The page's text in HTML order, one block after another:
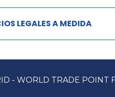
LEGALES A MEDIDA
- WORLD TRADE POINT